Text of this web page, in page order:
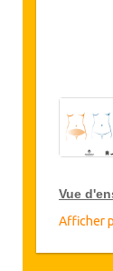
Vue
Vue
Afficher